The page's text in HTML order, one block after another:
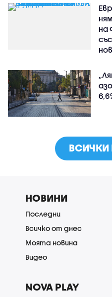
на
НОВИНИ
Последни
Всичко от днес
Моята новина
Видео
NOVA PLAY